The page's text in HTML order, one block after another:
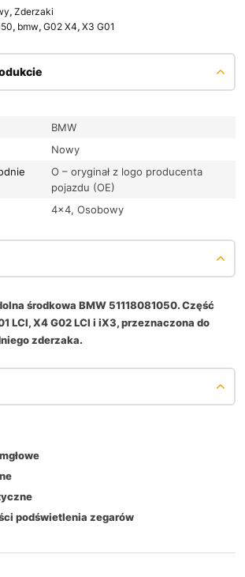
, Zderzaki
, bmw, G02 X4, X3 G01
BMW
Nowy
O – oryginał z logo producenta
pojazdu (OE)
4×4, Osobowy
środkowa BMW 51118081050. Część
LCI, X4 G02 LCI i iX3, przeznaczona do
zderzaka.
podświetlenia zegarów